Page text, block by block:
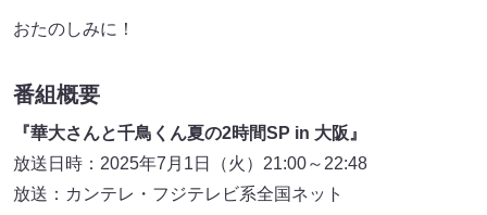
おたのしみに！
番組概要
『華大さんと千鳥くん夏の2時間SP in 大阪』
放送日時：2025年7月1日（火）21:00～22:48
放送：カンテレ・フジテレビ系全国ネット